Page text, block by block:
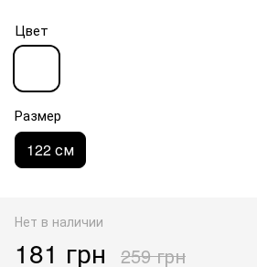
Цвет
Размер
122 см
Нет в наличии
181 грн 259 грн